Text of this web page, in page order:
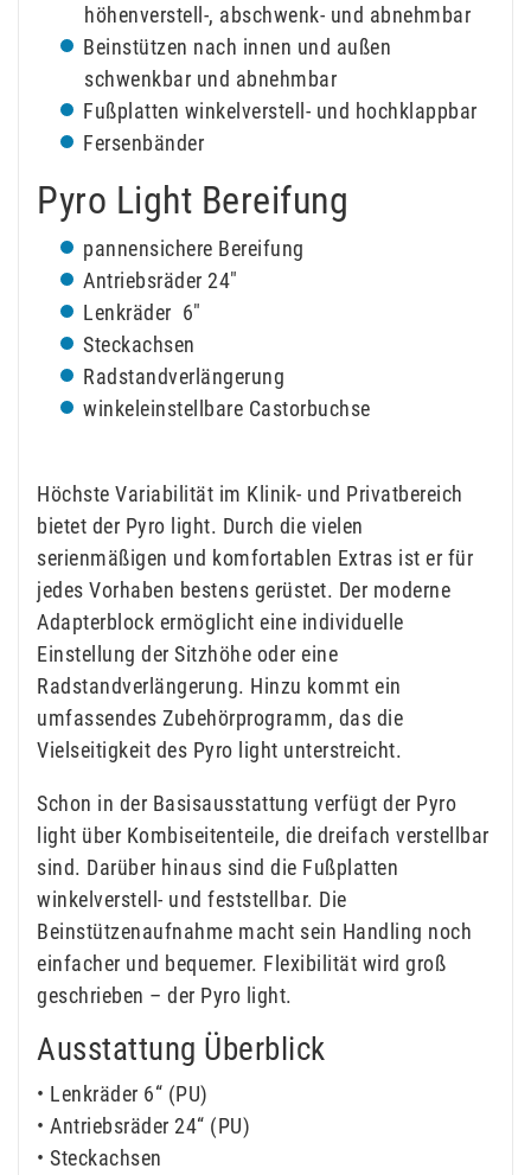
höhenverstell-, abschwenk- und abnehmbar
Beinstützen nach innen und außen
schwenkbar und abnehmbar
Fußplatten winkelverstell- und hochklappbar
Fersenbänder
Pyro Light Bereifung
pannensichere Bereifung
Antriebsräder 24″
Lenkräder 6″
Steckachsen
Radstandverlängerung
winkeleinstellbare Castorbuchse
Höchste Variabilität im Klinik- und Privatbereich
bietet der Pyro light. Durch die vielen
serienmäßigen und komfortablen Extras ist er für
jedes Vorhaben bestens gerüstet. Der moderne
Adapterblock ermöglicht eine individuelle
Einstellung der Sitzhöhe oder eine
Radstandverlängerung. Hinzu kommt ein
umfassendes Zubehörprogramm, das die
Vielseitigkeit des Pyro light unterstreicht.
Schon in der Basisausstattung verfügt der Pyro
light über Kombiseitenteile, die dreifach verstellbar
sind. Darüber hinaus sind die Fußplatten
winkelverstell- und feststellbar. Die
Beinstützenaufnahme macht sein Handling noch
einfacher und bequemer. Flexibilität wird groß
geschrieben – der Pyro light.
Ausstattung Überblick
• Lenkräder 6“ (PU)
• Antriebsräder 24“ (PU)
• Steckachsen